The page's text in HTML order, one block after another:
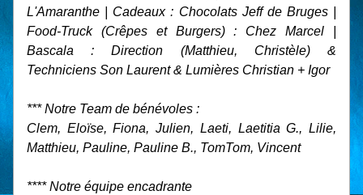
L'Amaranthe | Cadeaux : Chocolats Jeff de Bruges |
Food-Truck (Crêpes et Burgers) : Chez Marcel |
Bascala : Direction (Matthieu, Christèle) &
Techniciens Son Laurent & Lumières Christian + Igor
*** Notre Team de bénévoles :
Clem, Eloïse, Fiona, Julien, Laeti, Laetitia G., Lilie,
Matthieu, Pauline, Pauline B., TomTom, Vincent
**** Notre équipe encadrante